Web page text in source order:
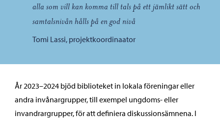
alla som vill kan komma till tals på ett jämlikt sätt och
samtalsnivån hålls på en god nivå
Tomi Lassi, projektkoordinaator
År 2023–2024 bjöd biblioteket in lokala föreningar eller
andra invånargrupper, till exempel ungdoms- eller
invandrargrupper, för att definiera diskussionsämnena. I